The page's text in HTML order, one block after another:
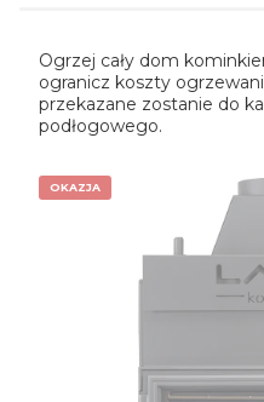
Ogrzej cały dom
ogranicz koszty
przekazane zostanie do
podłogowego.
OKAZJA